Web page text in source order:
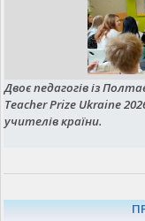
Двоє педагогів із
Teacher Prize Ukraine
учителів країни.